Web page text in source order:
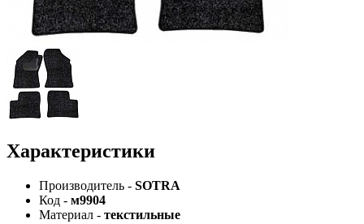
Характеристики
Производитель - SOTRA
Код - м9904
Материал - текстильные